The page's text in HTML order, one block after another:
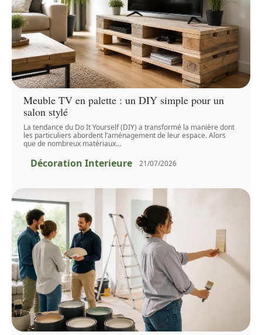
Meuble TV en palette : un DIY simple pour un
salon stylé
La tendance du Do It Yourself (DIY) a transformé la manière dont
les particuliers abordent l’aménagement de leur espace. Alors
que de nombreux matériaux…
Décoration Interieure 21/07/2026